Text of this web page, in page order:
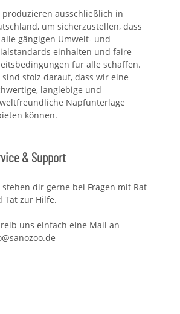
produzieren ausschließlich in
um sicherzustellen, dass
gängigen Umwelt- und
einhalten und faire
für alle schaffen.
sind stolz darauf, dass wir eine
langlebige und
Napfunterlage
können.
& Support
stehen dir gerne bei Fragen mit Rat
Tat zur Hilfe.
uns einfach eine Mail an